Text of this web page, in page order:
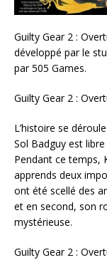
Guilty Gear 2 :
développé par le
par 505 Games.
Guilty Gear 2 :
L’histoire se
Sol Badguy est
Pendant ce temps,
apprends deux
ont été scellé des
et en second, son
mystérieuse.
Guilty Gear 2 :